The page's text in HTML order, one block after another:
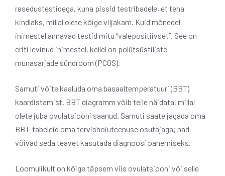
rasedustestidega, kuna pissid testribadele, et teha
kindlaks, millal olete kõige viljakam. Kuid mõnedel
inimestel annavad testid mitu “valepositiivset”. See on
eriti levinud inimestel, kellel on polütsüstiliste
munasarjade sündroom (PCOS).
Samuti võite kaaluda oma basaaltemperatuuri (BBT)
kaardistamist. BBT diagramm võib teile näidata, millal
olete juba ovulatsiooni saanud. Samuti saate jagada oma
BBT-tabeleid oma tervishoiuteenuse osutajaga; nad
võivad seda teavet kasutada diagnoosi panemiseks.
Loomulikult on kõige täpsem viis ovulatsiooni või selle